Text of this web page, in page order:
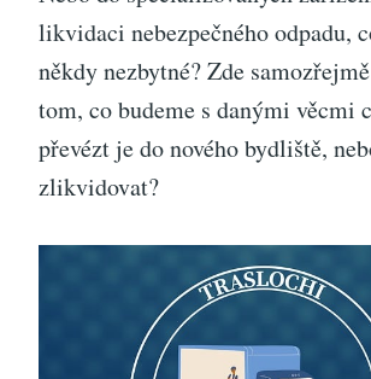
likvidaci nebezpečného odpadu,
někdy nezbytné? Zde
tom, co budeme s danými věcmi
převézt je do nového bydliště,
zlikvidovat?